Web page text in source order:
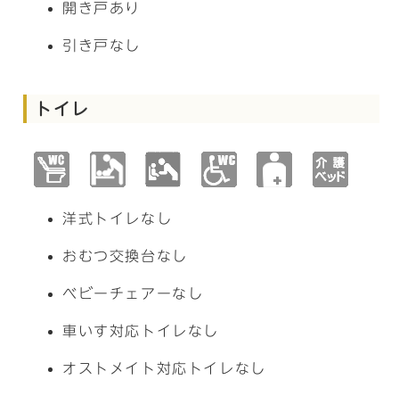
開き戸あり
引き戸なし
トイレ
洋式トイレなし
おむつ交換台なし
ベビーチェアーなし
車いす対応トイレなし
オストメイト対応トイレなし